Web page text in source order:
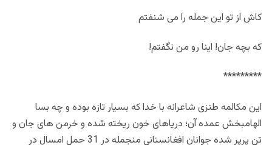
کاش از تو این جمله را می شنفتم
که بچه جان! اینا رو من نگفتم!
*********
این مکالمه طنزی شاعرانه با خدا که بسیار تازه بوده و چه بسا
الهامبخش عمده آن؛ دریاهای خون ریخته شده و خرمن های جان و
تن پرپر شده جوانان افغانستانی منجمله در 31 حمل امسال در